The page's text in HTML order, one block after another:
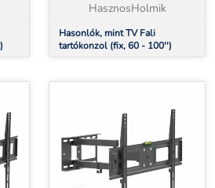
HasznosHolmik
Hasonlók, mint TV Fali
tartókonzol (fix, 60 - 100'')